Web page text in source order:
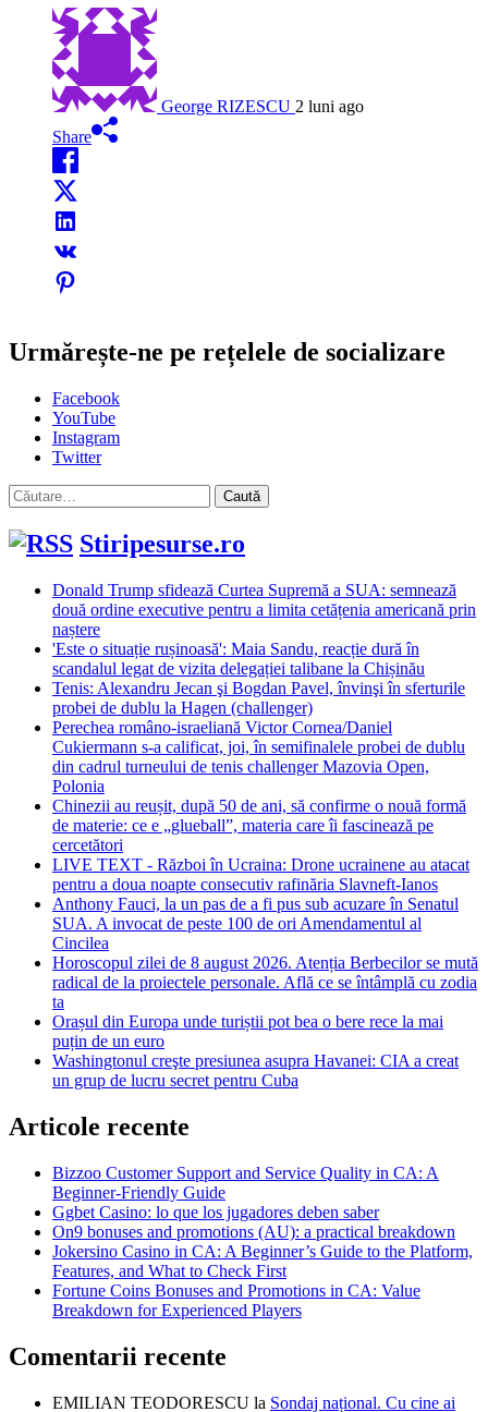
George RIZESCU 2 luni ago
Share
Urmărește-ne pe rețelele de socializare
Facebook
YouTube
Instagram
Twitter
Caută
după:
Stiripesurse.ro
Donald Trump sfidează Curtea Supremă a SUA: semnează
două ordine executive pentru a limita cetățenia americană prin
naștere
'Este o situație rușinoasă': Maia Sandu, reacție dură în
scandalul legat de vizita delegației talibane la Chișinău
Tenis: Alexandru Jecan şi Bogdan Pavel, învinşi în sferturile
probei de dublu la Hagen (challenger)
Perechea româno-israeliană Victor Cornea/Daniel
Cukiermann s-a calificat, joi, în semifinalele probei de dublu
din cadrul turneului de tenis challenger Mazovia Open,
Polonia
Chinezii au reușit, după 50 de ani, să confirme o nouă formă
de materie: ce e „glueball”, materia care îi fascinează pe
cercetători
LIVE TEXT - Război în Ucraina: Drone ucrainene au atacat
pentru a doua noapte consecutiv rafinăria Slavneft-Ianos
Anthony Fauci, la un pas de a fi pus sub acuzare în Senatul
SUA. A invocat de peste 100 de ori Amendamentul al
Cincilea
Horoscopul zilei de 8 august 2026. Atenția Berbecilor se mută
radical de la proiectele personale. Află ce se întâmplă cu zodia
ta
Orașul din Europa unde turiștii pot bea o bere rece la mai
puțin de un euro
Washingtonul creşte presiunea asupra Havanei: CIA a creat
un grup de lucru secret pentru Cuba
Articole recente
Bizzoo Customer Support and Service Quality in CA: A
Beginner-Friendly Guide
Ggbet Casino: lo que los jugadores deben saber
On9 bonuses and promotions (AU): a practical breakdown
Jokersino Casino in CA: A Beginner’s Guide to the Platform,
Features, and What to Check First
Fortune Coins Bonuses and Promotions in CA: Value
Breakdown for Experienced Players
Comentarii recente
EMILIAN TEODORESCU la Sondaj național. Cu cine ai